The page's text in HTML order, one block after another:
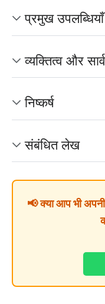
प्रमुख उपलब्धियाँ
व्यक्तित्व और
निष्कर्ष
संबंधित लेख
📢 क्या आप भी